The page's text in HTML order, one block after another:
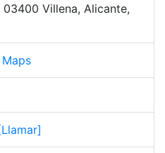
Villena, Alicante,
[Llamar]